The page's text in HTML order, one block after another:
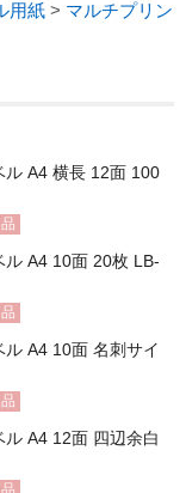
用紙 > マルチプリン
ル A4 横長 12面 100
A4 10面 20枚 LB-
A4 10面 名刺サイ
A4 12面 四辺余白